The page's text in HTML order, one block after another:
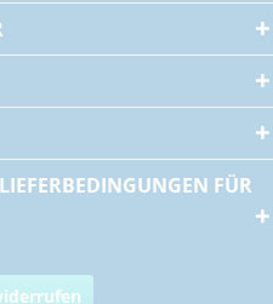
FÜR